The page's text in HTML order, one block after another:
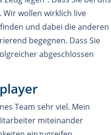
wollen wirklich live
und dabei die anderen
begegnen. Dass Sie
abgeschlossen
Team sehr viel. Mein
miteinander